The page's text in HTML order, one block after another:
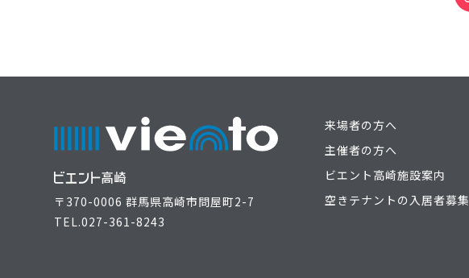
〒370-0006 群馬県高崎市問屋町2-7
TEL.027-361-8243
来場者の方へ
主催者の方へ
ビエント高崎施設案内
空きテナントの入居者募集